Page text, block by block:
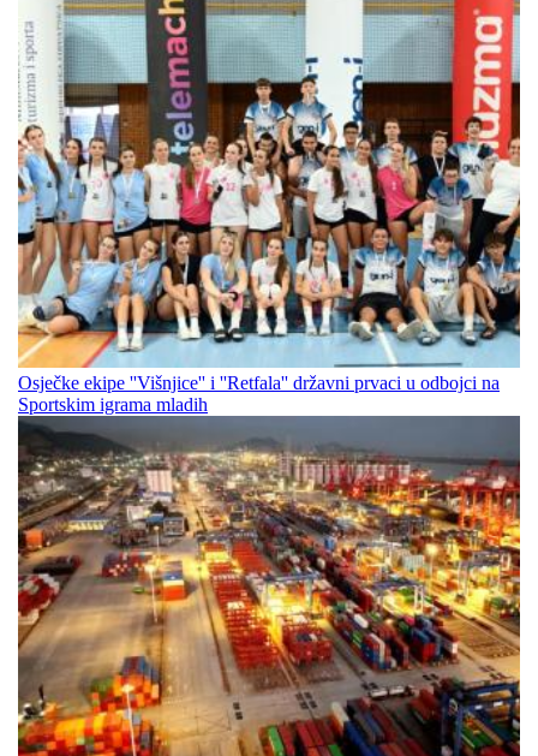
Osječke ekipe ''Višnjice'' i ''Retfala'' državni prvaci u odbojci na
Sportskim igrama mladih